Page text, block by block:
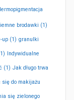
brodawki (1)
up (1) granulki
Indywidualne
(1) Jak długo trwa
się do makijażu
się zielonego